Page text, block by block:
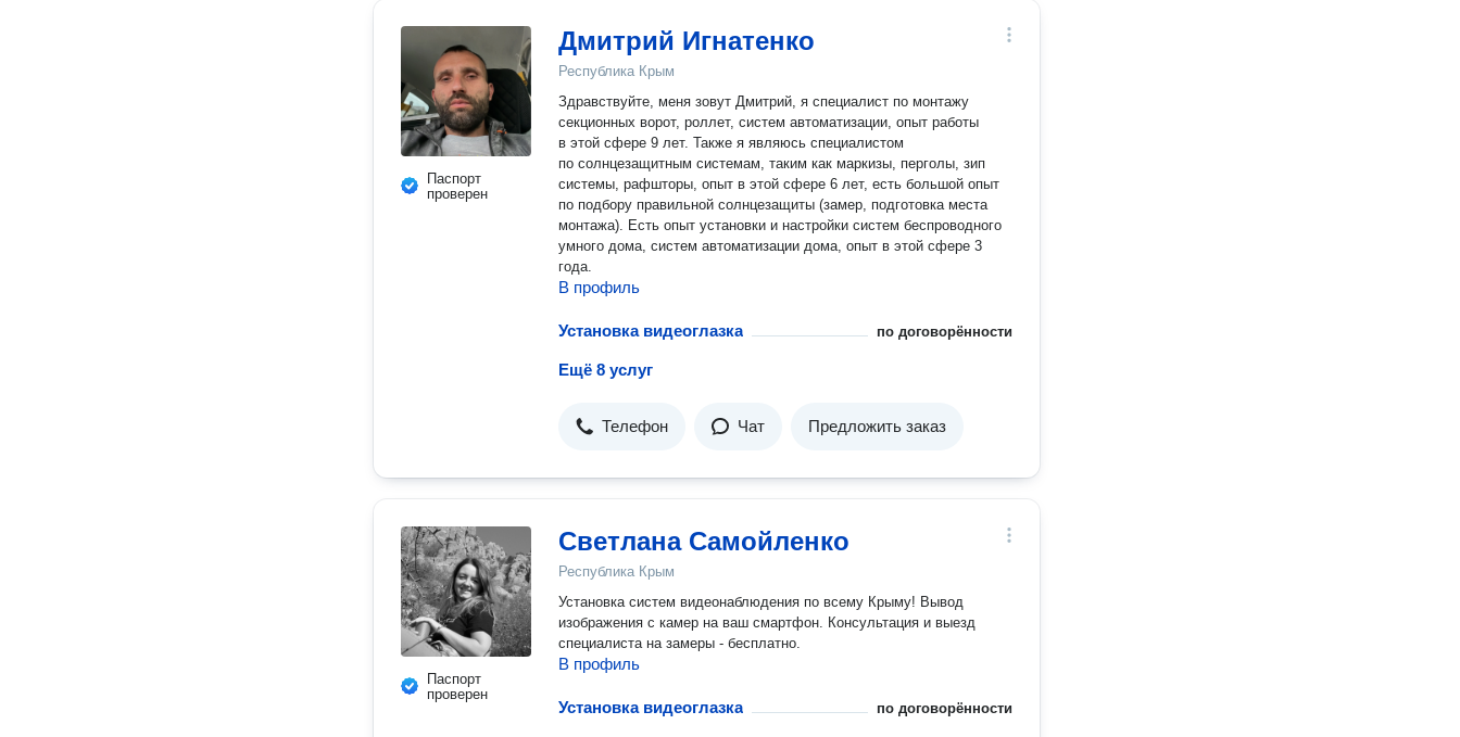
Паспорт
проверен
Дмитрий Игнатенко
Республика Крым
Здравствуйте, меня зовут Дмитрий, я специалист по монтажу
секционных ворот, роллет, систем автоматизации, опыт работы
в этой сфере 9 лет. Также я являюсь специалистом
по солнцезащитным системам, таким как маркизы, перголы, зип
системы, рафшторы, опыт в этой сфере 6 лет, есть большой опыт
по подбору правильной солнцезащиты (замер, подготовка места
монтажа). Есть опыт установки и настройки систем беспроводного
умного дома, систем автоматизации дома, опыт в этой сфере 3
года.
В профиль
Установка видеоглазка по договорённости
Ещё 8 услуг
Телефон Чат Предложить заказ
Паспорт
проверен
Светлана Самойленко
Республика Крым
Установка систем видеонаблюдения по всему Крыму! Вывод
изображения с камер на ваш смартфон. Консультация и выезд
специалиста на замеры - бесплатно.
В профиль
Установка видеоглазка по договорённости